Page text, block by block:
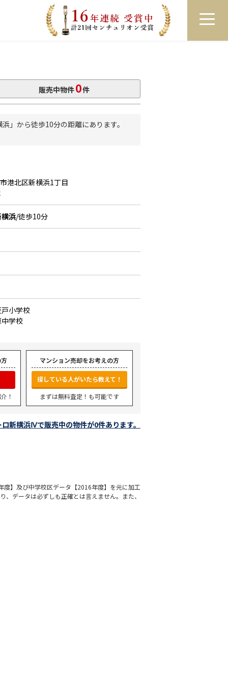
ログイン 来店予約 LINEで相談
販売中物件0件
」から徒歩10分の距離にあります。
港北区新横浜1丁目
浜/徒歩10分
小学校
学校
！
マンション売却をお考えの方
探している人がいたら教えて！
まずは無料査定！も可能です
新横浜Ⅳで販売中の物件が0件あります。
】及び中学校区データ【2016年度】を元に加工
データは必ずしも正確とは言えません。また、